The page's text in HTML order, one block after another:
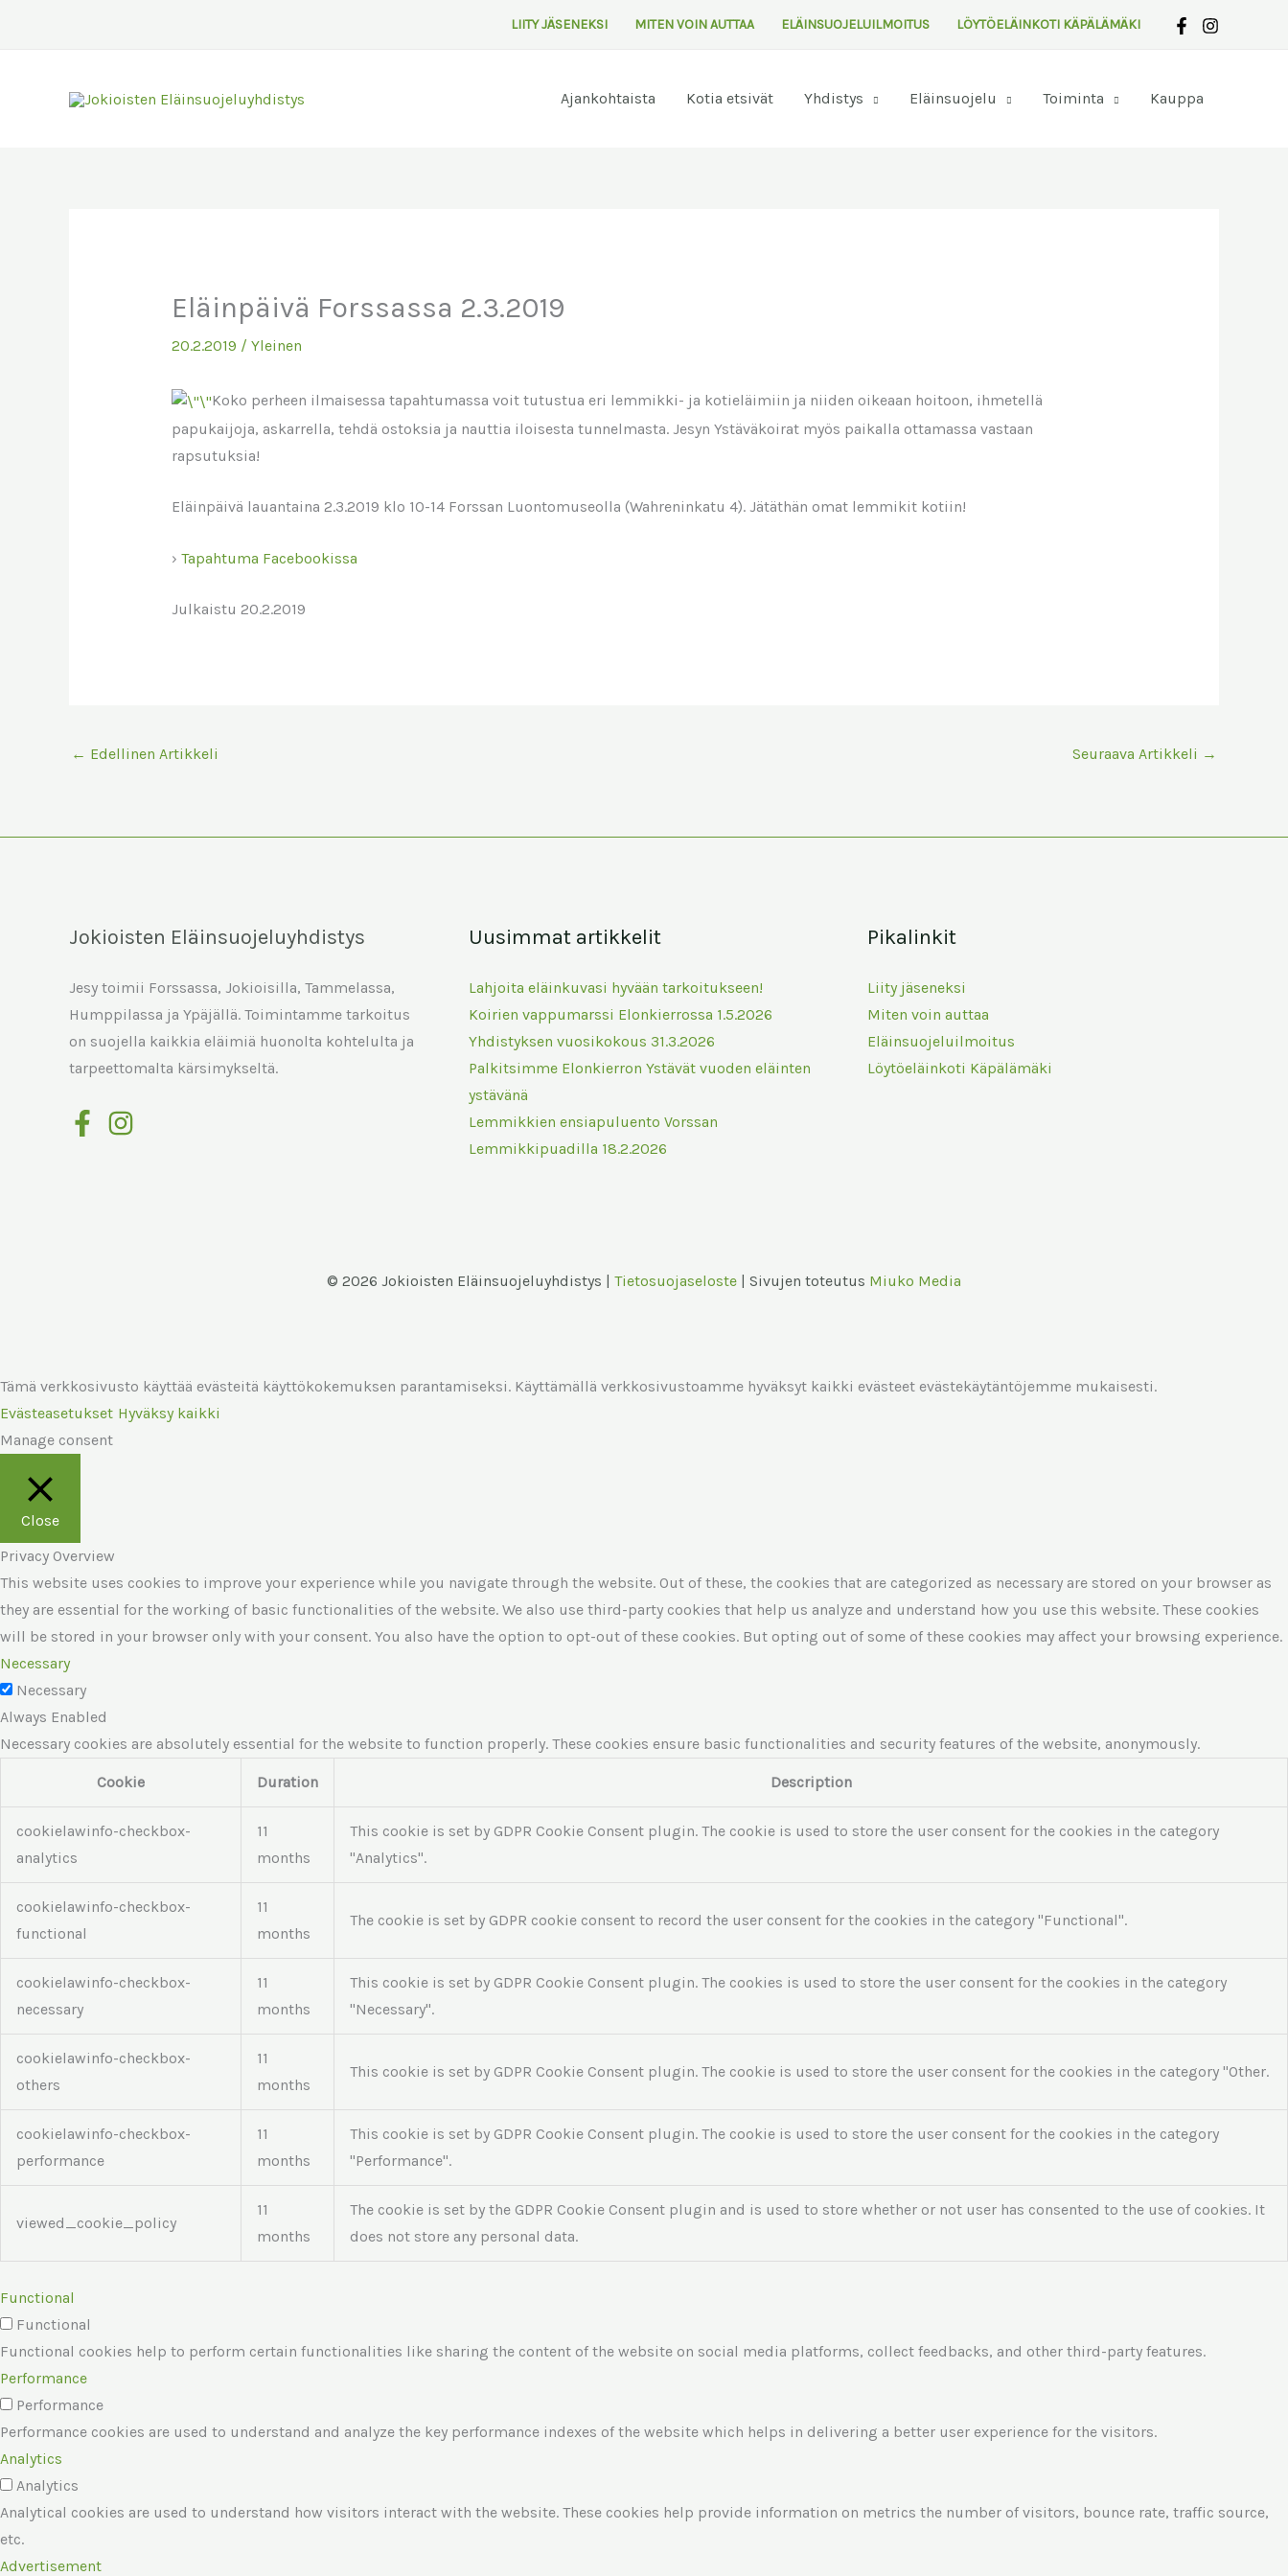
LIITY JÄSENEKSI MITEN VOIN AUTTAA ELÄINSUOJELUILMOITUS LÖYTÖELÄINKOTI KÄPÄLÄMÄKI
Ajankohtaista Kotia etsivät Yhdistys Eläinsuojelu Toiminta Kauppa
Eläinpäivä Forssassa 2.3.2019
20.2.2019 / Yleinen
Koko perheen ilmaisessa tapahtumassa voit tutustua eri lemmikki- ja kotieläimiin ja niiden oikeaan hoitoon, ihmetellä
papukaijoja, askarrella, tehdä ostoksia ja nauttia iloisesta tunnelmasta. Jesyn Ystäväkoirat myös paikalla ottamassa vastaan
rapsutuksia!
Eläinpäivä lauantaina 2.3.2019 klo 10-14 Forssan Luontomuseolla (Wahreninkatu 4). Jätäthän omat lemmikit kotiin!
› Tapahtuma Facebookissa
Julkaistu 20.2.2019
← Edellinen Artikkeli Seuraava Artikkeli →
Jokioisten Eläinsuojeluyhdistys
Jesy toimii Forssassa, Jokioisilla, Tammelassa,
Humppilassa ja Ypäjällä. Toimintamme tarkoitus
on suojella kaikkia eläimiä huonolta kohtelulta ja
tarpeettomalta kärsimykseltä.
Uusimmat artikkelit
Lahjoita eläinkuvasi hyvään tarkoitukseen!
Koirien vappumarssi Elonkierrossa 1.5.2026
Yhdistyksen vuosikokous 31.3.2026
Palkitsimme Elonkierron Ystävät vuoden eläinten
ystävänä
Lemmikkien ensiapuluento Vorssan
Lemmikkipuadilla 18.2.2026
Pikalinkit
Liity jäseneksi
Miten voin auttaa
Eläinsuojeluilmoitus
Löytöeläinkoti Käpälämäki
© 2026 Jokioisten Eläinsuojeluyhdistys | Tietosuojaseloste | Sivujen toteutus Miuko Media
Tämä verkkosivusto käyttää evästeitä käyttökokemuksen parantamiseksi. Käyttämällä verkkosivustoamme hyväksyt kaikki evästeet evästekäytäntöjemme mukaisesti.
Evästeasetukset Hyväksy kaikki
Manage consent
Close
Privacy Overview
This website uses cookies to improve your experience while you navigate through the website. Out of these, the cookies that are categorized as necessary are stored on your browser as
they are essential for the working of basic functionalities of the website. We also use third-party cookies that help us analyze and understand how you use this website. These cookies
will be stored in your browser only with your consent. You also have the option to opt-out of these cookies. But opting out of some of these cookies may affect your browsing experience.
Necessary
Necessary
Always Enabled
Necessary cookies are absolutely essential for the website to function properly. These cookies ensure basic functionalities and security features of the website, anonymously.
Cookie Duration Description
cookielawinfo-checkbox-
analytics
11
months
This cookie is set by GDPR Cookie Consent plugin. The cookie is used to store the user consent for the cookies in the category
"Analytics".
cookielawinfo-checkbox-
functional
11
months
The cookie is set by GDPR cookie consent to record the user consent for the cookies in the category "Functional".
cookielawinfo-checkbox-
necessary
11
months
This cookie is set by GDPR Cookie Consent plugin. The cookies is used to store the user consent for the cookies in the category
"Necessary".
cookielawinfo-checkbox-
others
11
months
This cookie is set by GDPR Cookie Consent plugin. The cookie is used to store the user consent for the cookies in the category "Other.
cookielawinfo-checkbox-
performance
11
months
This cookie is set by GDPR Cookie Consent plugin. The cookie is used to store the user consent for the cookies in the category
"Performance".
viewed_cookie_policy
11
months
The cookie is set by the GDPR Cookie Consent plugin and is used to store whether or not user has consented to the use of cookies. It
does not store any personal data.
Functional
Functional
Functional cookies help to perform certain functionalities like sharing the content of the website on social media platforms, collect feedbacks, and other third-party features.
Performance
Performance
Performance cookies are used to understand and analyze the key performance indexes of the website which helps in delivering a better user experience for the visitors.
Analytics
Analytics
Analytical cookies are used to understand how visitors interact with the website. These cookies help provide information on metrics the number of visitors, bounce rate, traffic source,
etc.
Advertisement